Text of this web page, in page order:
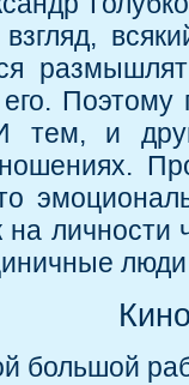
его.
тем, и
на
люди
большой